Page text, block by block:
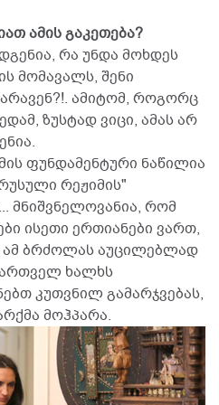
ამის გაკეთება?
რა უნდა მოხდეს
მომავალს, შენი
ამიტომ, როგორც
ზუსტად ვიცი, ამას არ
ფუნდამენტური ნაწილია
რეჟიმის"
მნიშვნელოვანია, რომ
ისეთი ერთიანები ვართ,
ბრძოლას აუცილებლად
ხალხს
კუთვნილ გამარჯვებას,
მოჰპარა.